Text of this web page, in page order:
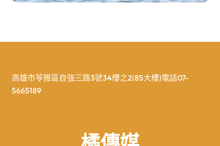
高雄市苓雅區自強三路3號34樓之2(85大樓)電話07-
5665189